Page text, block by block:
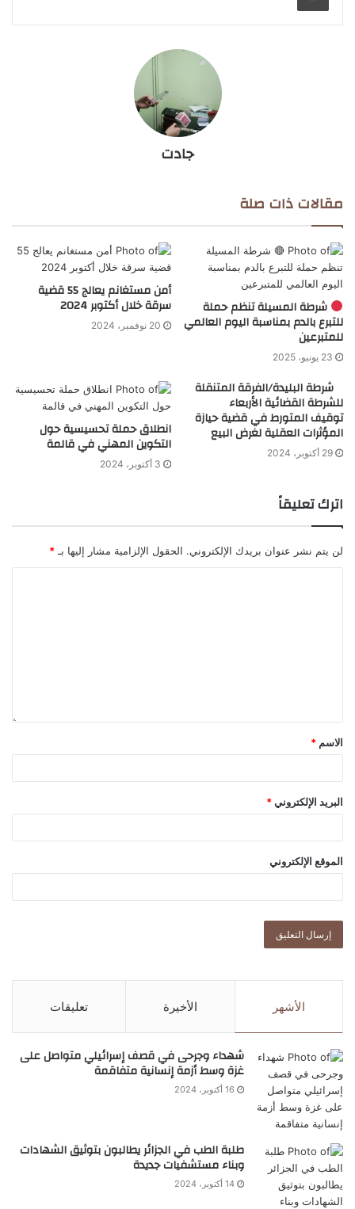
جادت
مقالات ذات صلة
شرطة المسيلة تنظم حملة
للتبرع بالدم بمناسبة اليوم العالمي
للمتبرعين
23 يونيو، 2025
أمن مستغانم يعالج 55 قضية
سرقة خلال أكتوبر 2024
20 نوفمبر، 2024
شرطة البليدة/الفرقة المتنقلة
للشرطة القضائية الأربعاء
توقيف المتورط في قضية حيازة
المؤثرات العقلية لغرض البيع
29 أكتوبر، 2024
انطلاق حملة تحسيسية حول
التكوين المهني في قالمة
3 أكتوبر، 2024
اترك تعليقاً
لن يتم نشر عنوان بريدك الإلكتروني. الحقول الإلزامية مشار إليها بـ *
الاسم *
البريد الإلكتروني *
الموقع الإلكتروني
الأشهر الأخيرة تعليقات
شهداء وجرحى في قصف إسرائيلي متواصل على
غزة وسط أزمة إنسانية متفاقمة
16 أكتوبر، 2024
طلبة الطب في الجزائر يطالبون بتوثيق الشهادات
وبناء مستشفيات جديدة
14 أكتوبر، 2024